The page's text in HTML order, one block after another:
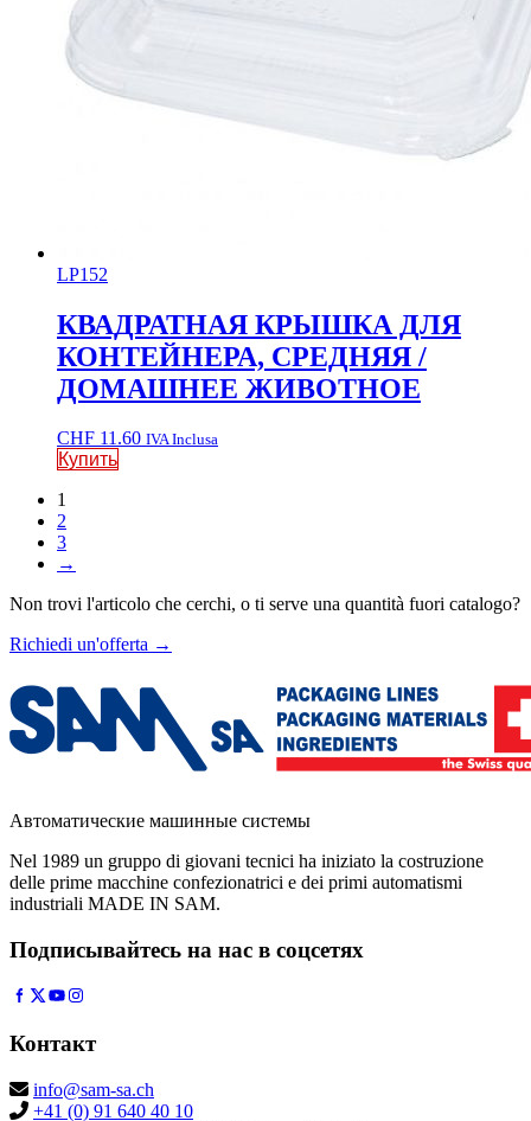
LP152
КВАДРАТНАЯ КРЫШКА ДЛЯ
КОНТЕЙНЕРА, СРЕДНЯЯ /
ДОМАШНЕЕ ЖИВОТНОЕ
CHF 11.60 IVA Inclusa
Купить
1
2
3
→
Non trovi l'articolo che cerchi, o ti serve una quantità fuori catalogo?
Richiedi un'offerta →
Автоматические машинные системы
Nel 1989 un gruppo di giovani tecnici ha iniziato la costruzione
delle prime macchine confezionatrici e dei primi automatismi
industriali MADE IN SAM.
Подписывайтесь на нас в соцсетях
Контакт
info@sam-sa.ch
+41 (0) 91 640 40 10